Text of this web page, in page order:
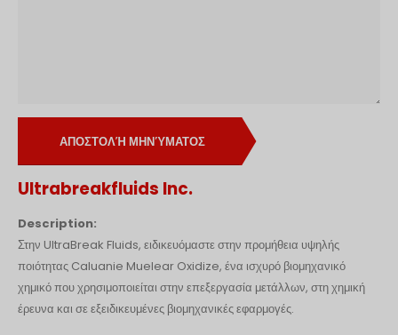
ΑΠΟΣΤΟΛΉ ΜΗΝΎΜΑΤΟΣ
Ultrabreakfluids Inc.
Description:
Στην UltraBreak Fluids, ειδικευόμαστε στην προμήθεια υψηλής
ποιότητας Caluanie Muelear Oxidize, ένα ισχυρό βιομηχανικό
χημικό που χρησιμοποιείται στην επεξεργασία μετάλλων, στη χημική
έρευνα και σε εξειδικευμένες βιομηχανικές εφαρμογές.
Bahasa Indonesia
Slovenščina
日本語
नेपाली
Čeština
Հայերեն